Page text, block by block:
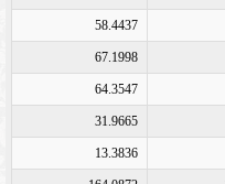
58.4437
67.1998
64.3547
31.9665
13.3836